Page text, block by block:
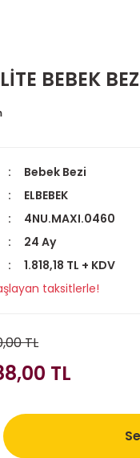
BEBEK
Bebek Bezi
ELBEBEK
4NU.MAXI.0460
24 Ay
1.818,18 TL + KDV
taksitlerle!
TL
TL